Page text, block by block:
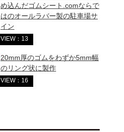
め込んだゴムシート.comならで
はのオールラバー製の駐車場サ
イン
VIEW：13
20mm厚のゴムをわずか5mm幅
のリング状に製作
VIEW：16